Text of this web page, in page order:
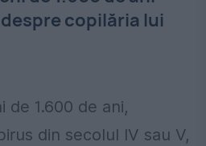
copilăria lui
de 1.600 de ani,
din secolul IV sau V,